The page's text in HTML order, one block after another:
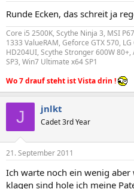
Runde Ecken, das schreit ja
Core i5 2500K, Scythe Ninja 3, MSI
1333 ValueRAM, Geforce GTX 570,
HD204UI, Scythe Stronger 600W 80+,
SP3, Win7 Ultimate x64 SP1
Wo 7 drauf steht ist Vista drin !
J jnlkt
Cadet 3rd Year
21. September 2011
Ich warte noch ein wenig
klagen sind hole ich meine